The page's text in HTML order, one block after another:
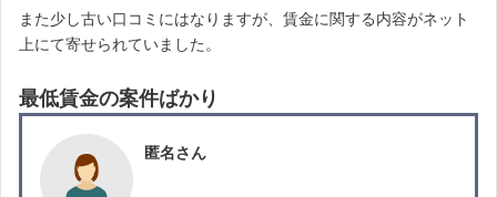
また少し古い口コミにはなりますが、賃金に関する内容がネット
上にて寄せられていました。
最低賃金の案件ばかり
匿名さん